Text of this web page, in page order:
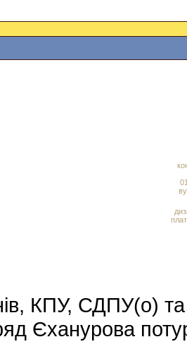
КПУ, СДПУ(о)
Єханурова